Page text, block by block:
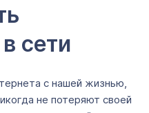
сети
с нашей жизнью,
не потеряют своей